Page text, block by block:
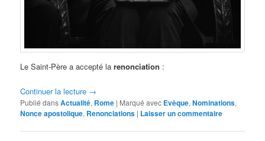
Le Saint-Père a accepté larenonciation :
Continuer la lecture →
Publié dansActualité, Rome | Marqué avec Evêque,Nominations,
Nonce apostolique, Renonciations | Laisser un commentaire